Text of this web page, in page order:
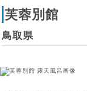
芙蓉別館
鳥取県